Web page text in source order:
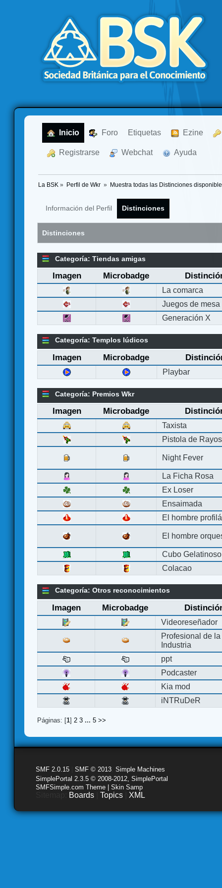
Inicio Foro Etiquetas Ezine
Registrarse Webchat Ayuda
La BSK » Perfil de Wkr » Muestra todas las Distinciones
Información del Perfil Distinciones
Distinciones
Categoría: Tiendas amigas
Imagen Microbadge
La comarca
Juegos de mesa
Generación X
Categoría: Templos lúdicos
Imagen Microbadge
Playbar
Categoría: Premios Wkr
Imagen Microbadge
Taxista
Pistola de Rayos
Night Fever
La Ficha Rosa
Ex Loser
Ensaimada
El hombre
El hombre
Cubo Gelatinoso
Colacao
Categoría: Otros reconocimientos
Imagen Microbadge
Videoreseñador
Profesional de la
Industria
ppt
Podcaster
Kia mod
iNTRuDeR
Páginas: [1] 2 3 ... 5 >>
SMF 2.0.15 SMF © 2013 Simple Machines
SimplePortal 2.3.5 © 2008-2012, SimplePortal
SMFSimple.com Theme | Skin Samp
Boards Topics XML